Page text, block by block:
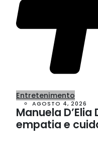
Entretenimento
AGOSTO 4, 2026
Manuela
empatia e